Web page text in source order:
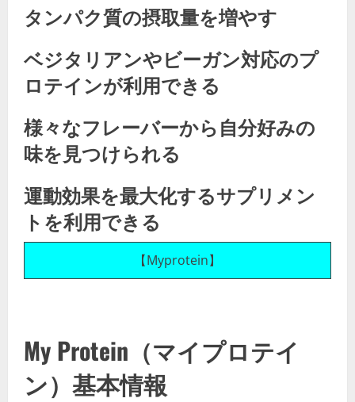
タンパク質の摂取量を増やす
ベジタリアンやビーガン対応のプ
ロテインが利用できる
様々なフレーバーから自分好みの
味を見つけられる
運動効果を最大化するサプリメン
トを利用できる
【Myprotein】
My Protein（マイプロテイ
ン）基本情報